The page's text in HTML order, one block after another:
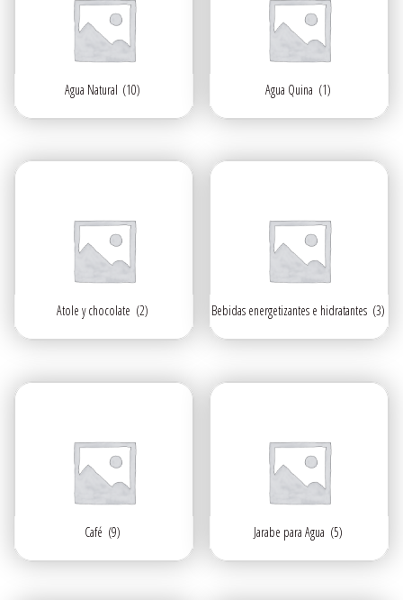
Agua Natural (10) Agua Quina (1)
Atole y chocolate (2) Bebidas energetizantes e hidratantes (3)
Café (9) Jarabe para Agua (5)